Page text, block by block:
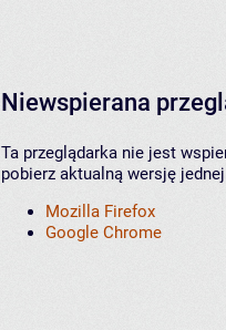
Niewspierana
Ta przeglądarka nie jest
pobierz aktualną wersję
Mozilla Firefox
Google Chrome